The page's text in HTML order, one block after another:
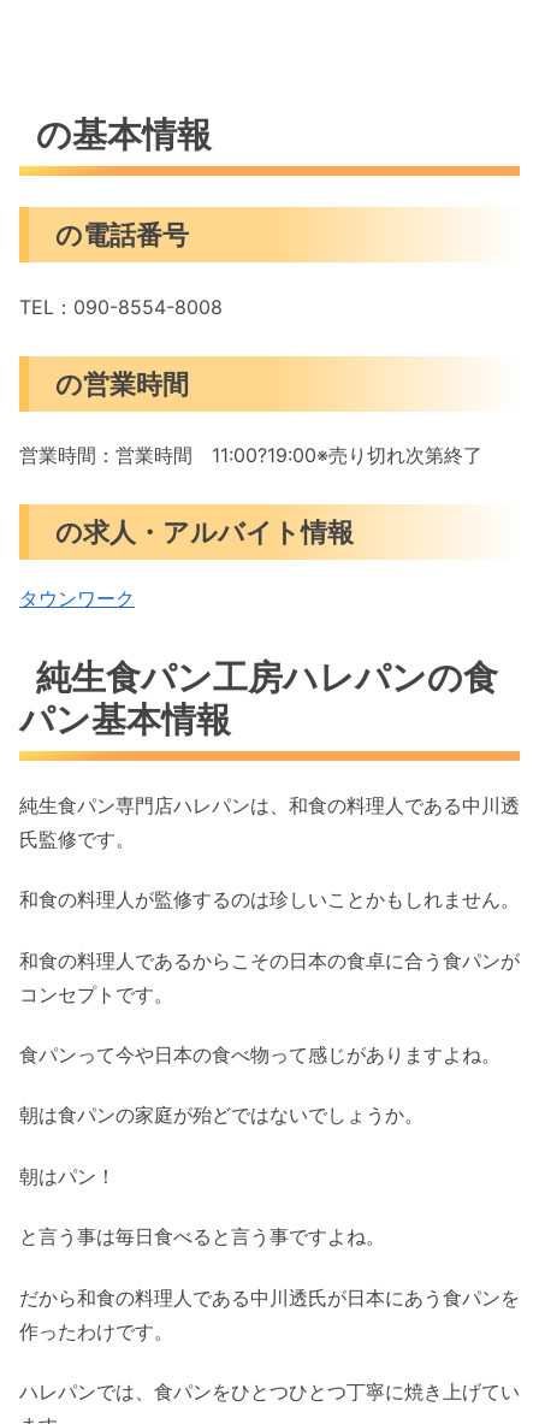
の基本情報
の電話番号
TEL：090-8554-8008
の営業時間
営業時間：営業時間 11:00?19:00※売り切れ次第終了
の求人・アルバイト情報
タウンワーク
純生食パン工房ハレパンの食
パン基本情報
純生食パン専門店ハレパンは、和食の料理人である中川透
氏監修です。
和食の料理人が監修するのは珍しいことかもしれません。
和食の料理人であるからこその日本の食卓に合う食パンが
コンセプトです。
食パンって今や日本の食べ物って感じがありますよね。
朝は食パンの家庭が殆どではないでしょうか。
朝はパン！
と言う事は毎日食べると言う事ですよね。
だから和食の料理人である中川透氏が日本にあう食パンを
作ったわけです。
ハレパンでは、食パンをひとつひとつ丁寧に焼き上げてい